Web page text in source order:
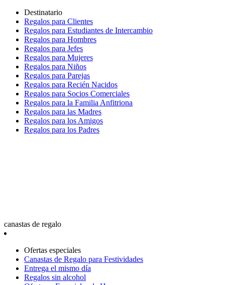
Destinatario
Regalos para Clientes
Regalos para Estudiantes de Intercambio
Regalos para Hombres
Regalos para Jefes
Regalos para Mujeres
Regalos para Niños
Regalos para Parejas
Regalos para Recién Nacidos
Regalos para Socios Comerciales
Regalos para la Familia Anfitriona
Regalos para las Madres
Regalos para los Amigos
Regalos para los Padres
canastas de regalo
Ofertas especiales
Canastas de Regalo para Festividades
Entrega el mismo día
Regalos sin alcohol